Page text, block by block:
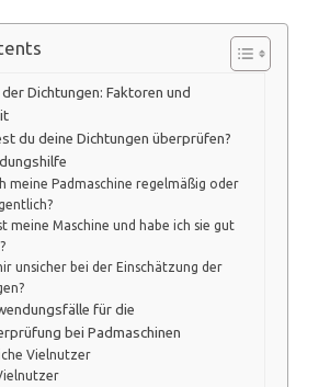
Dichtungen: Faktoren und
du deine Dichtungen überprüfen?
meine Padmaschine regelmäßig oder
meine Maschine und habe ich sie gut
unsicher bei der Einschätzung der
für die
bei Padmaschinen
Vielnutzer